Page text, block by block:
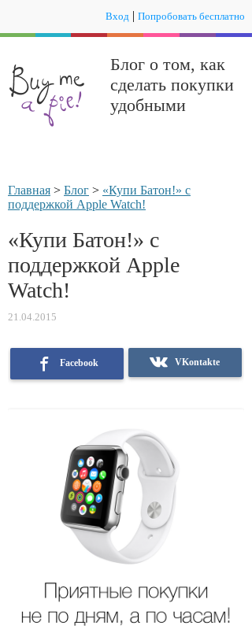
Вход | Попробовать бесплатно
Блог о том, как
сделать покупки
удобными
Главная > Блог > «Купи Батон!» с
поддержкой Apple Watch!
«Купи Батон!» с
поддержкой Apple
Watch!
21.04.2015
Facebook VKontakte